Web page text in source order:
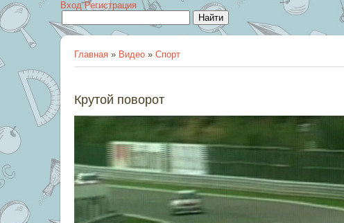
Вход Регистрация
Главная » Видео » Спорт
Крутой поворот